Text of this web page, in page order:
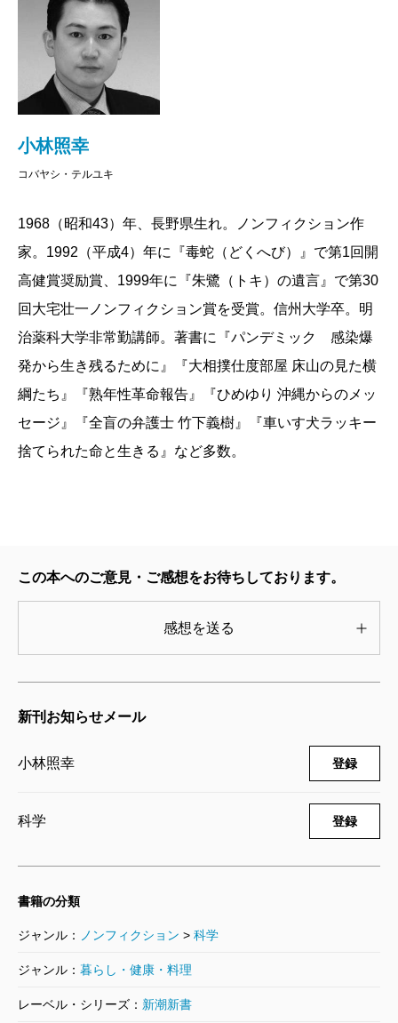
す。また、万が一、罹患した際の処方も記されていま
す。
風邪とインフルエンザは別種の病気だったり、意外
にも壮健な若い世代が危険だったり、暑い時期でも感
まったく覆されます。
いただきたい「緊急レポート」です。
2009/02/25
小林照幸
コバヤシ・テルユキ
1968（昭和43）年、長野県生れ。ノンフィクション作
家。1992（平成4）年に『毒蛇（どくへび）』で第1回開
高健賞奨励賞、1999年に『朱鷺（トキ）の遺言』で第30
回大宅壮一ノンフィクション賞を受賞。信州大学卒。明
治薬科大学非常勤講師。著書に『パンデミック 感染爆
発から生き残るために』『大相撲仕度部屋 床山の見た横
綱たち』『熟年性革命報告』『ひめゆり 沖縄からのメッ
セージ』『全盲の弁護士 竹下義樹』『車いす犬ラッキー
捨てられた命と生きる』など多数。
この本へのご意見・ご感想をお待ちしております。
感想を送る
新刊お知らせメール
小林照幸 登録
科学 登録
書籍の分類
ジャンル： ノンフィクション > 科学
ジャンル： 暮らし・健康・料理
レーベル・シリーズ： 新潮新書